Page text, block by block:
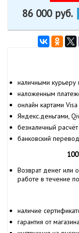
86 000 руб.
наличными курьеру
наложенным
онлайн картами
Яндекс.деньгами,
безналичный
банковский
Возврат денег или
работе в течение
наличие
гарантия от